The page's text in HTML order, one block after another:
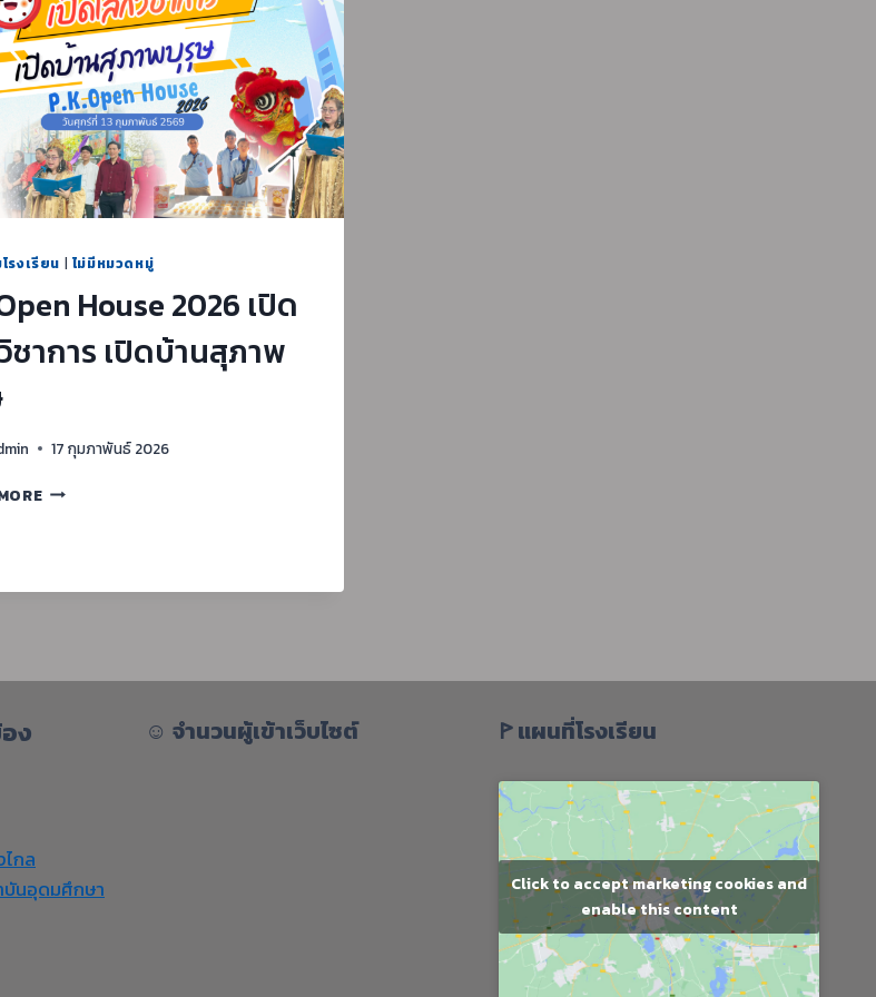
รงเรียน | ไม่มีหมวดหมู่
House 2026 เปิด
ชาการ เปิดบ้านสุภาพ
17 กุมภาพันธ์ 2026
PK
บ้าน
ง
กล
บันอุดมศึกษา
☺︎ จำนวนผู้เข้าเว็บไซต์ ꚰ แผนที่โรงเรียน
Click to accept marketing cookies and
enable this content